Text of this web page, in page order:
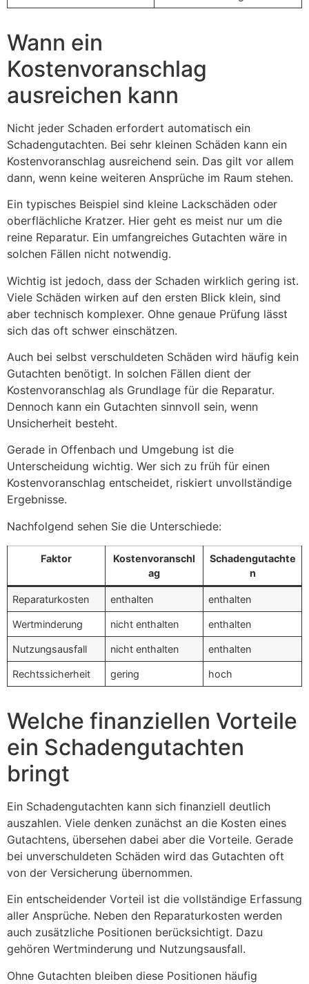
Wann ein
Kostenvoranschlag
ausreichen kann
Nicht jeder Schaden erfordert automatisch ein
Schadengutachten. Bei sehr kleinen Schäden kann ein
Kostenvoranschlag ausreichend sein. Das gilt vor allem
dann, wenn keine weiteren Ansprüche im Raum stehen.
Ein typisches Beispiel sind kleine Lackschäden oder
oberflächliche Kratzer. Hier geht es meist nur um die
reine Reparatur. Ein umfangreiches Gutachten wäre in
solchen Fällen nicht notwendig.
Wichtig ist jedoch, dass der Schaden wirklich gering ist.
Viele Schäden wirken auf den ersten Blick klein, sind
aber technisch komplexer. Ohne genaue Prüfung lässt
sich das oft schwer einschätzen.
Auch bei selbst verschuldeten Schäden wird häufig kein
Gutachten benötigt. In solchen Fällen dient der
Kostenvoranschlag als Grundlage für die Reparatur.
Dennoch kann ein Gutachten sinnvoll sein, wenn
Unsicherheit besteht.
Gerade in Offenbach und Umgebung ist die
Unterscheidung wichtig. Wer sich zu früh für einen
Kostenvoranschlag entscheidet, riskiert unvollständige
Ergebnisse.
Nachfolgend sehen Sie die Unterschiede:
Faktor
Kostenvoranschl
ag
Schadengutachte
n
Reparaturkosten enthalten enthalten
Wertminderung nicht enthalten enthalten
Nutzungsausfall nicht enthalten enthalten
Rechtssicherheit gering hoch
Welche finanziellen Vorteile
ein Schadengutachten
bringt
Ein Schadengutachten kann sich finanziell deutlich
auszahlen. Viele denken zunächst an die Kosten eines
Gutachtens, übersehen dabei aber die Vorteile. Gerade
bei unverschuldeten Schäden wird das Gutachten oft
von der Versicherung übernommen.
Ein entscheidender Vorteil ist die vollständige Erfassung
aller Ansprüche. Neben den Reparaturkosten werden
auch zusätzliche Positionen berücksichtigt. Dazu
gehören Wertminderung und Nutzungsausfall.
Ohne Gutachten bleiben diese Positionen häufig